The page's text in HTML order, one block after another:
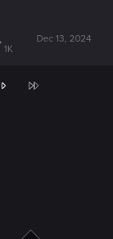
1K
Dec 13, 2024
Last